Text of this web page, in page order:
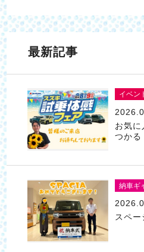
最新記事
イベン
お気に
つかる
納車ギ
スペ